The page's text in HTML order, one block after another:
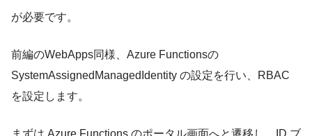
が必要です。
前編のWebApps同様、Azure Functionsの
SystemAssignedManagedIdentity の設定を行い、RBAC
を設定します。